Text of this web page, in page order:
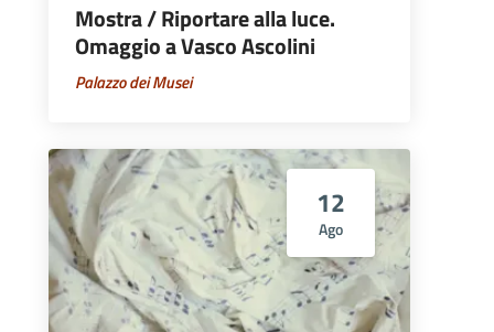
Mostra / Riportare alla luce.
Omaggio a Vasco Ascolini
Palazzo dei Musei
12
Ago